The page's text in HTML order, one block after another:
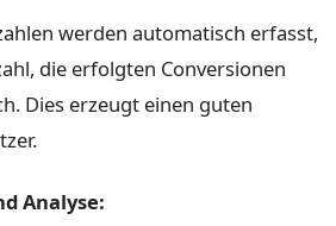
werden automatisch erfasst,
die erfolgten Conversionen
Dies erzeugt einen guten
Analyse: